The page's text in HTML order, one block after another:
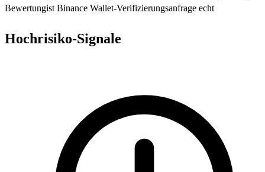
Bewertungist Binance Wallet-Verifizierungsanfrage echt
Hochrisiko-Signale